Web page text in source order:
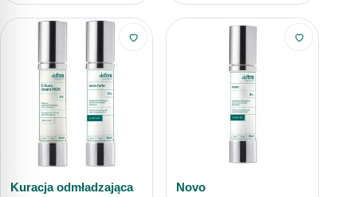
Kuracja odmładzająca Novo